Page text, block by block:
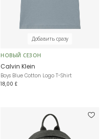
Добавить сразу
НОВЫЙ СЕЗОН
Calvin Klein
Boys Blue Cotton Logo T-Shirt
18,00 £